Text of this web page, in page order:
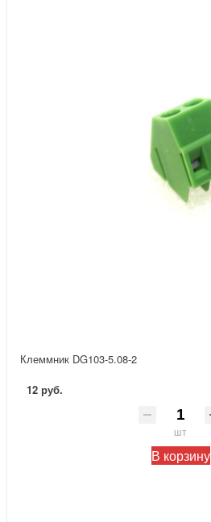
Клеммник DG103-5.08-2
12 руб.
шт
В корзину